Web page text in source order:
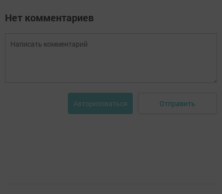
Нет комментариев
Авторизоваться Отправить